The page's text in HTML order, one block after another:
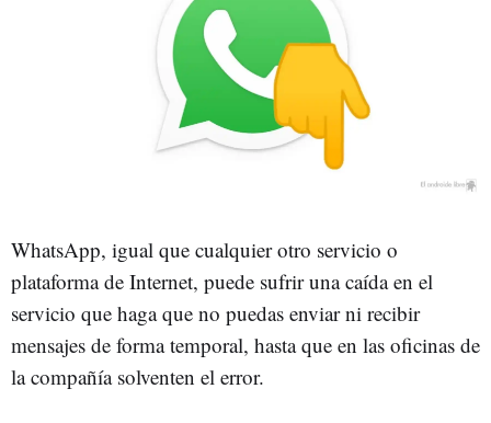
WhatsApp, igual que cualquier otro servicio o
plataforma de Internet, puede sufrir una caída en el
servicio que haga que no puedas enviar ni recibir
mensajes de forma temporal, hasta que en las oficinas de
la compañía solventen el error.